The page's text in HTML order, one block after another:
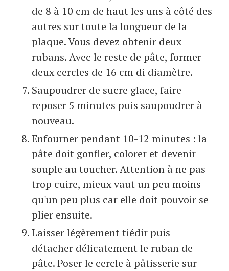
de 8 à 10 cm de haut les uns à côté des
autres sur toute la longueur de la
plaque. Vous devez obtenir deux
rubans. Avec le reste de pâte, former
deux cercles de 16 cm di diamètre.
Saupoudrer de sucre glace, faire
reposer 5 minutes puis saupoudrer à
nouveau.
Enfourner pendant 10-12 minutes : la
pâte doit gonfler, colorer et devenir
souple au toucher. Attention à ne pas
trop cuire, mieux vaut un peu moins
qu'un peu plus car elle doit pouvoir se
plier ensuite.
Laisser légèrement tiédir puis
détacher délicatement le ruban de
pâte. Poser le cercle à pâtisserie sur